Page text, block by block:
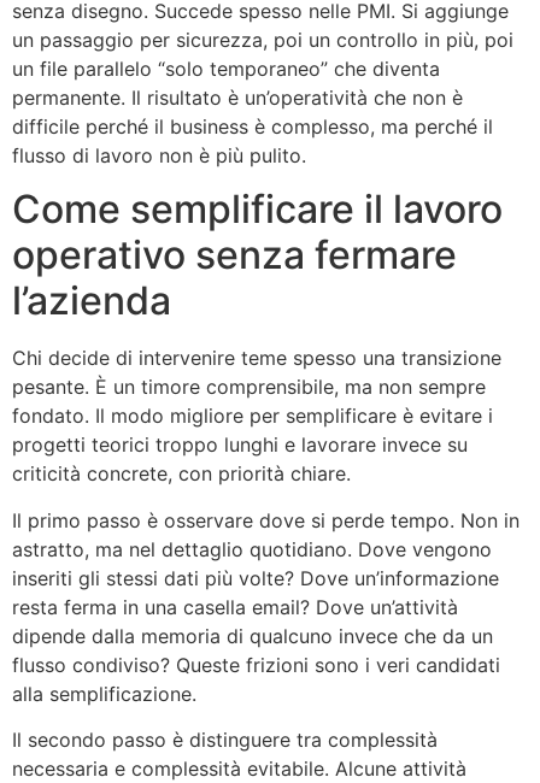
senza disegno. Succede spesso nelle PMI. Si aggiunge
un passaggio per sicurezza, poi un controllo in più, poi
un file parallelo “solo temporaneo” che diventa
permanente. Il risultato è un’operatività che non è
difficile perché il business è complesso, ma perché il
flusso di lavoro non è più pulito.
Come semplificare il lavoro
operativo senza fermare
l’azienda
Chi decide di intervenire teme spesso una transizione
pesante. È un timore comprensibile, ma non sempre
fondato. Il modo migliore per semplificare è evitare i
progetti teorici troppo lunghi e lavorare invece su
criticità concrete, con priorità chiare.
Il primo passo è osservare dove si perde tempo. Non in
astratto, ma nel dettaglio quotidiano. Dove vengono
inseriti gli stessi dati più volte? Dove un’informazione
resta ferma in una casella email? Dove un’attività
dipende dalla memoria di qualcuno invece che da un
flusso condiviso? Queste frizioni sono i veri candidati
alla semplificazione.
Il secondo passo è distinguere tra complessità
necessaria e complessità evitabile. Alcune attività